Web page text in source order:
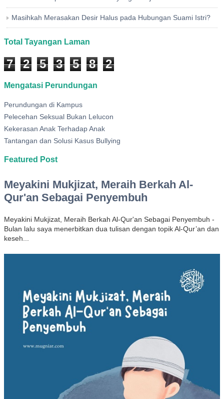
Masihkah Merasakan Desir Halus pada Hubungan Suami Istri?
Total Tayangan Laman
7 2 5 3 5 8 2
Mengatasi Perundungan
Perundungan di Kampus
Pelecehan Seksual Bukan Lelucon
Kekerasan Anak Terhadap Anak
Tantangan dan Solusi Kasus Bullying
Featured Post
Meyakini Mukjizat, Meraih Berkah Al-
Qur'an Sebagai Penyembuh
Meyakini Mukjizat, Meraih Berkah Al-Qur'an Sebagai Penyembuh -
Bulan lalu saya menerbitkan dua tulisan dengan topik Al-Qur’an dan
keseh...